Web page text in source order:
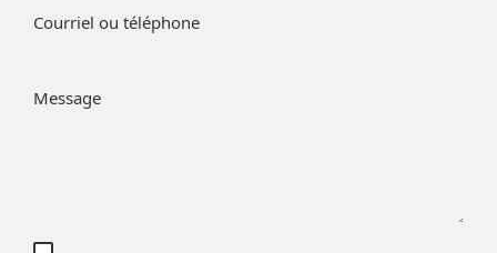
Courriel ou téléphone
Message